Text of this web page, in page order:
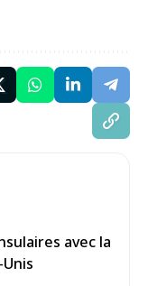
avec la